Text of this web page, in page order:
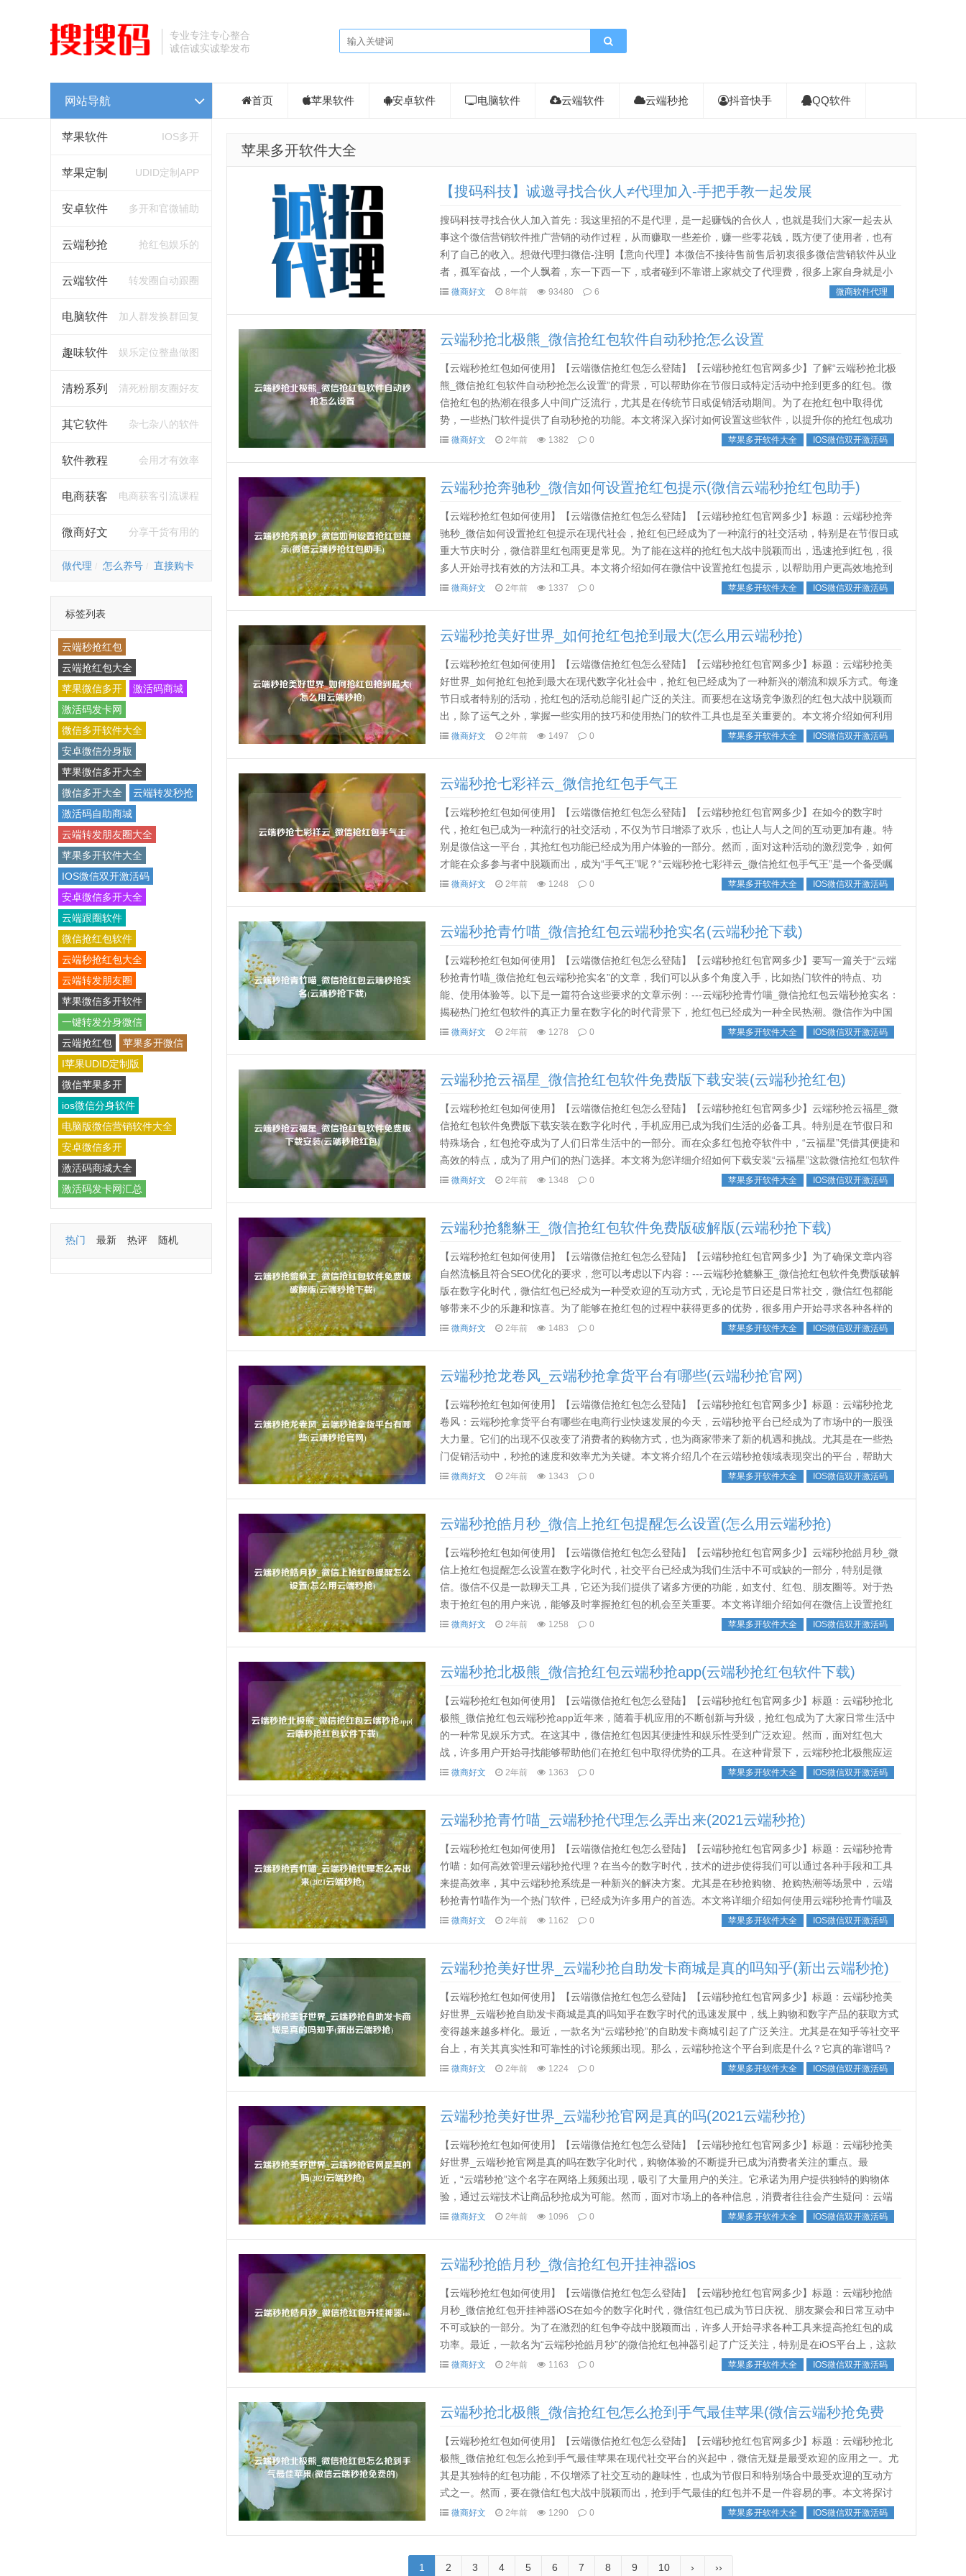
专业专注专心整合
诚信诚实诚挚发布
网站导航
苹果软件 IOS多开
苹果定制 UDID定制APP
安卓软件 多开和官微辅助
云端秒抢 抢红包娱乐的
云端软件 转发圈自动跟圈
电脑软件 加人群发换群回复
趣味软件 娱乐定位整蛊做图
清粉系列 清死粉朋友圈好友
其它软件 杂七杂八的软件
软件教程 会用才有效率
电商获客 电商获客引流课程
微商好文 分享干货有用的
做代理 怎么养号 直接购卡
标签列表
云端秒抢红包
云端抢红包大全
苹果微信多开
激活码商城
激活码发卡网
微信多开软件大全
安卓微信分身版
苹果微信多开大全
微信多开大全
云端转发秒抢
激活码自助商城
云端转发朋友圈大全
苹果多开软件大全
IOS微信双开激活码
安卓微信多开大全
云端跟圈软件
微信抢红包软件
云端秒抢红包大全
云端转发朋友圈
苹果微信多开软件
一键转发分身微信
云端抢红包
苹果多开微信
I苹果UDID定制版
微信苹果多开
ios微信分身软件
电脑版微信营销软件大全
安卓微信多开
激活码商城大全
激活码发卡网汇总
热门 最新 热评 随机
首页 苹果软件 安卓软件 电脑软件 云端软件 云端秒抢 抖音快手 QQ软件
苹果多开软件大全
【搜码科技】诚邀寻找合伙人≠代理加入-手把手教一起发展
搜码科技寻找合伙人加入首先：我这里招的不是代理，是一起赚钱的合伙人，也就是我们大家一起去从
事这个微信营销软件推广营销的动作过程，从而赚取一些差价，赚一些零花钱，既方便了使用者，也有
利了自己的收入。想做代理扫微信-注明【意向代理】本微信不接待售前售后初衷很多微信营销软件从业
者，孤军奋战，一个人飘着，东一下西一下，或者碰到不靠谱上家就交了代理费，很多上家自身就是小
白很不专业，也没有强烈的责任心，认钱不认人，几天就让你进入散养状态，什么都没有...
微商好文 8年前 93480 6 微商软件代理
云端秒抢北极熊_微信抢红包软件自动秒抢怎么设置
【云端秒抢红包如何使用】【云端微信抢红包怎么登陆】【云端秒抢红包官网多少】了解“云端秒抢北极
熊_微信抢红包软件自动秒抢怎么设置”的背景，可以帮助你在节假日或特定活动中抢到更多的红包。微
信抢红包的热潮在很多人中间广泛流行，尤其是在传统节日或促销活动期间。为了在抢红包中取得优
势，一些热门软件提供了自动秒抢的功能。本文将深入探讨如何设置这些软件，以提升你的抢红包成功
率。首先，了解自动秒抢功能的基础是关键。自动秒抢软件可以在红包发放的一瞬间，自...
微商好文 2年前 1382 0 苹果多开软件大全 IOS微信双开激活码
云端秒抢奔驰秒_微信如何设置抢红包提示(微信云端秒抢红包助手)
【云端秒抢红包如何使用】【云端微信抢红包怎么登陆】【云端秒抢红包官网多少】标题：云端秒抢奔
驰秒_微信如何设置抢红包提示在现代社会，抢红包已经成为了一种流行的社交活动，特别是在节假日或
重大节庆时分，微信群里红包雨更是常见。为了能在这样的抢红包大战中脱颖而出，迅速抢到红包，很
多人开始寻找有效的方法和工具。本文将介绍如何在微信中设置抢红包提示，以帮助用户更高效地抢到
红包。首先，了解微信的红包抢夺机制是非常重要的。微信红包的抢夺是基于时间和手速...
微商好文 2年前 1337 0 苹果多开软件大全 IOS微信双开激活码
云端秒抢美好世界_如何抢红包抢到最大(怎么用云端秒抢)
【云端秒抢红包如何使用】【云端微信抢红包怎么登陆】【云端秒抢红包官网多少】标题：云端秒抢美
好世界_如何抢红包抢到最大在现代数字化社会中，抢红包已经成为了一种新兴的潮流和娱乐方式。每逢
节日或者特别的活动，抢红包的活动总能引起广泛的关注。而要想在这场竞争激烈的红包大战中脱颖而
出，除了运气之外，掌握一些实用的技巧和使用热门的软件工具也是至关重要的。本文将介绍如何利用
一些流行的软件提高抢红包的成功率，并帮助你在这个“云端秒抢美好世界”的游戏中抢...
微商好文 2年前 1497 0 苹果多开软件大全 IOS微信双开激活码
云端秒抢七彩祥云_微信抢红包手气王
【云端秒抢红包如何使用】【云端微信抢红包怎么登陆】【云端秒抢红包官网多少】在如今的数字时
代，抢红包已成为一种流行的社交活动，不仅为节日增添了欢乐，也让人与人之间的互动更加有趣。特
别是微信这一平台，其抢红包功能已经成为用户体验的一部分。然而，面对这种活动的激烈竞争，如何
才能在众多参与者中脱颖而出，成为“手气王”呢？“云端秒抢七彩祥云_微信抢红包手气王”是一个备受瞩
目的热门话题。我们要深入探讨的是如何通过一些智能工具和技巧来提升抢红包的成功...
微商好文 2年前 1248 0 苹果多开软件大全 IOS微信双开激活码
云端秒抢青竹喵_微信抢红包云端秒抢实名(云端秒抢下载)
【云端秒抢红包如何使用】【云端微信抢红包怎么登陆】【云端秒抢红包官网多少】要写一篇关于“云端
秒抢青竹喵_微信抢红包云端秒抢实名”的文章，我们可以从多个角度入手，比如热门软件的特点、功
能、使用体验等。以下是一篇符合这些要求的文章示例：---云端秒抢青竹喵_微信抢红包云端秒抢实名：
揭秘热门抢红包软件的真正力量在数字化的时代背景下，抢红包已经成为一种全民热潮。微信作为中国
最受欢迎的社交平台，每逢节假日或特殊活动，总会掀起一轮抢红包的狂潮。为了...
微商好文 2年前 1278 0 苹果多开软件大全 IOS微信双开激活码
云端秒抢云福星_微信抢红包软件免费版下载安装(云端秒抢红包)
【云端秒抢红包如何使用】【云端微信抢红包怎么登陆】【云端秒抢红包官网多少】云端秒抢云福星_微
信抢红包软件免费版下载安装在数字化时代，手机应用已成为我们生活的必备工具。特别是在节假日和
特殊场合，红包抢夺成为了人们日常生活中的一部分。而在众多红包抢夺软件中，“云福星”凭借其便捷和
高效的特点，成为了用户们的热门选择。本文将为您详细介绍如何下载安装“云福星”这款微信抢红包软件
的免费版，并为您解析其优势和功能。首先，什么是“云福星”？“云福星”是...
微商好文 2年前 1348 0 苹果多开软件大全 IOS微信双开激活码
云端秒抢貔貅王_微信抢红包软件免费版破解版(云端秒抢下载)
【云端秒抢红包如何使用】【云端微信抢红包怎么登陆】【云端秒抢红包官网多少】为了确保文章内容
自然流畅且符合SEO优化的要求，您可以考虑以下内容：---云端秒抢貔貅王_微信抢红包软件免费版破解
版在数字化时代，微信红包已经成为一种受欢迎的互动方式，无论是节日还是日常社交，微信红包都能
够带来不少的乐趣和惊喜。为了能够在抢红包的过程中获得更多的优势，很多用户开始寻求各种各样的
抢红包软件。在众多选择中，"云端秒抢貔貅王"作为一款热门的软件，因其强大...
微商好文 2年前 1483 0 苹果多开软件大全 IOS微信双开激活码
云端秒抢龙卷风_云端秒抢拿货平台有哪些(云端秒抢官网)
【云端秒抢红包如何使用】【云端微信抢红包怎么登陆】【云端秒抢红包官网多少】标题：云端秒抢龙
卷风：云端秒抢拿货平台有哪些在电商行业快速发展的今天，云端秒抢平台已经成为了市场中的一股强
大力量。它们的出现不仅改变了消费者的购物方式，也为商家带来了新的机遇和挑战。尤其是在一些热
门促销活动中，秒抢的速度和效率尤为关键。本文将介绍几个在云端秒抢领域表现突出的平台，帮助大
家了解哪些平台在抢购活动中更具优势。首先，我们不得不提到的是“秒抢龙卷风”这个平...
微商好文 2年前 1343 0 苹果多开软件大全 IOS微信双开激活码
云端秒抢皓月秒_微信上抢红包提醒怎么设置(怎么用云端秒抢)
【云端秒抢红包如何使用】【云端微信抢红包怎么登陆】【云端秒抢红包官网多少】云端秒抢皓月秒_微
信上抢红包提醒怎么设置在数字化时代，社交平台已经成为我们生活中不可或缺的一部分，特别是微
信。微信不仅是一款聊天工具，它还为我们提供了诸多方便的功能，如支付、红包、朋友圈等。对于热
衷于抢红包的用户来说，能够及时掌握抢红包的机会至关重要。本文将详细介绍如何在微信上设置抢红
包提醒，以便你能够在活动中抢占先机，体验更多的乐趣。首先，我们需要了解抢红包的原...
微商好文 2年前 1258 0 苹果多开软件大全 IOS微信双开激活码
云端秒抢北极熊_微信抢红包云端秒抢app(云端秒抢红包软件下载)
【云端秒抢红包如何使用】【云端微信抢红包怎么登陆】【云端秒抢红包官网多少】标题：云端秒抢北
极熊_微信抢红包云端秒抢app近年来，随着手机应用的不断创新与升级，抢红包成为了大家日常生活中
的一种常见娱乐方式。在这其中，微信抢红包因其便捷性和娱乐性受到广泛欢迎。然而，面对红包大
战，许多用户开始寻找能够帮助他们在抢红包中取得优势的工具。在这种背景下，云端秒抢北极熊应运
而生，成为抢红包爱好者的新宠。本文将详细介绍这款应用的特点、优势以及使用体验。...
微商好文 2年前 1363 0 苹果多开软件大全 IOS微信双开激活码
云端秒抢青竹喵_云端秒抢代理怎么弄出来(2021云端秒抢)
【云端秒抢红包如何使用】【云端微信抢红包怎么登陆】【云端秒抢红包官网多少】标题：云端秒抢青
竹喵：如何高效管理云端秒抢代理？在当今的数字时代，技术的进步使得我们可以通过各种手段和工具
来提高效率，其中云端秒抢系统是一种新兴的解决方案。尤其是在秒抢购物、抢购热潮等场景中，云端
秒抢青竹喵作为一个热门软件，已经成为许多用户的首选。本文将详细介绍如何使用云端秒抢青竹喵及
其代理配置的方法，以帮助您更高效地管理和利用这一工具。首先，了解云端秒抢青竹喵的...
微商好文 2年前 1162 0 苹果多开软件大全 IOS微信双开激活码
云端秒抢美好世界_云端秒抢自助发卡商城是真的吗知乎(新出云端秒抢)
【云端秒抢红包如何使用】【云端微信抢红包怎么登陆】【云端秒抢红包官网多少】标题：云端秒抢美
好世界_云端秒抢自助发卡商城是真的吗知乎在数字时代的迅速发展中，线上购物和数字产品的获取方式
变得越来越多样化。最近，一款名为“云端秒抢”的自助发卡商城引起了广泛关注。尤其是在知乎等社交平
台上，有关其真实性和可靠性的讨论频频出现。那么，云端秒抢这个平台到底是什么？它真的靠谱吗？
本文将对此进行详细的分析和探讨。云端秒抢自助发卡商城，顾名思义，是一个提供...
微商好文 2年前 1224 0 苹果多开软件大全 IOS微信双开激活码
云端秒抢美好世界_云端秒抢官网是真的吗(2021云端秒抢)
【云端秒抢红包如何使用】【云端微信抢红包怎么登陆】【云端秒抢红包官网多少】标题：云端秒抢美
好世界_云端秒抢官网是真的吗在数字化时代，购物体验的不断提升已成为消费者关注的重点。最
近，“云端秒抢”这个名字在网络上频频出现，吸引了大量用户的关注。它承诺为用户提供独特的购物体
验，通过云端技术让商品秒抢成为可能。然而，面对市场上的各种信息，消费者往往会产生疑问：云端
秒抢官网是真的吗？让我们一起探讨一下这个问题，并了解一些热门的软件如何帮助我们更好...
微商好文 2年前 1096 0 苹果多开软件大全 IOS微信双开激活码
云端秒抢皓月秒_微信抢红包开挂神器ios
【云端秒抢红包如何使用】【云端微信抢红包怎么登陆】【云端秒抢红包官网多少】标题：云端秒抢皓
月秒_微信抢红包开挂神器iOS在如今的数字化时代，微信红包已成为节日庆祝、朋友聚会和日常互动中
不可或缺的一部分。为了在激烈的红包争夺战中脱颖而出，许多人开始寻求各种工具来提高抢红包的成
功率。最近，一款名为“云端秒抢皓月秒”的微信抢红包神器引起了广泛关注，特别是在iOS平台上，这款
应用以其出色的性能和创新的功能赢得了用户的高度评价。首先，了解“云端秒...
微商好文 2年前 1163 0 苹果多开软件大全 IOS微信双开激活码
云端秒抢北极熊_微信抢红包怎么抢到手气最佳苹果(微信云端秒抢免费
的)
【云端秒抢红包如何使用】【云端微信抢红包怎么登陆】【云端秒抢红包官网多少】标题：云端秒抢北
极熊_微信抢红包怎么抢到手气最佳苹果在现代社交平台的兴起中，微信无疑是最受欢迎的应用之一。尤
其是其独特的红包功能，不仅增添了社交互动的趣味性，也成为节假日和特别场合中最受欢迎的互动方
式之一。然而，要在微信红包大战中脱颖而出，抢到手气最佳的红包并不是一件容易的事。本文将探讨
如何通过云端秒抢北极熊等热门软件，提升抢红包的成功率，并分享一些实用的技巧，帮...
微商好文 2年前 1290 0 苹果多开软件大全 IOS微信双开激活码
1 2 3 4 5 6 7 8 9 10 › ››